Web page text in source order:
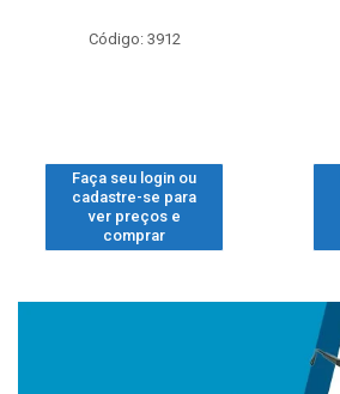
Código: 3912
Faça seu login ou
cadastre-se para
ver preços e
comprar